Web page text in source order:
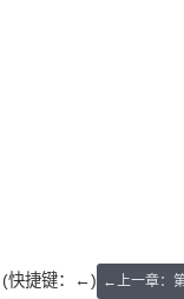
(快捷键：←) ←上一章：